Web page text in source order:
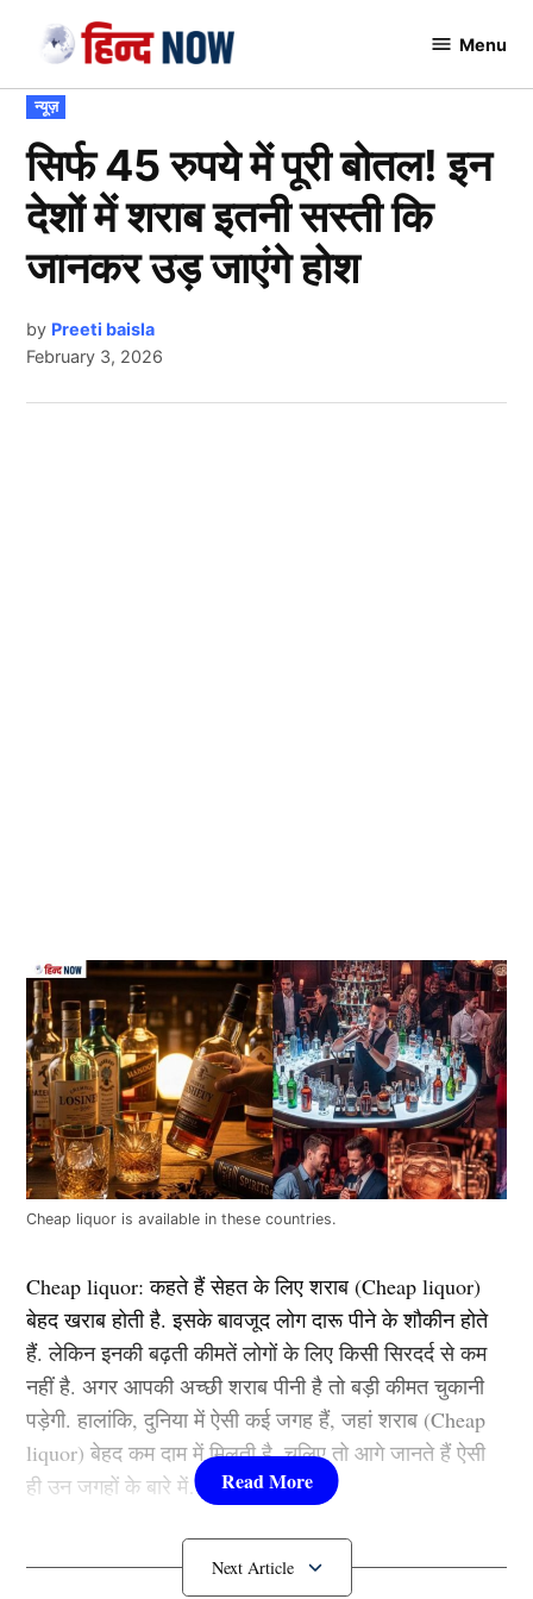
content
Menu
POSTED
IN
न्यूज़
सिर्फ 45 रुपये में पूरी बोतल! इन
देशों में शराब इतनी सस्ती कि
जानकर उड़ जाएंगे होश
by Preeti baisla
February 3, 2026
Cheap liquor is available in these countries.
Cheap liquor:कहते हैं सेहत के लिए शराब (Cheap liquor)
बेहद खराब होती है. इसके बावजूद लोग दारू पीने के शौकीन होते
हैं. लेकिन इनकी बढ़ती कीमतें लोगों के लिए किसी सिरदर्द से कम
नहीं है. अगर आपकी अच्छी शराब पीनी है तो बड़ी कीमत चुकानी
पड़ेगी. हालांकि, दुनिया में ऐसी कई जगह हैं, जहां शराब (Cheap
liquor)बेहद कम दाम में मिलती है. चलिए तो आगे जानते हैं ऐसी
ही उन जगहों के बारे में…..
Cheap liquor: दुनियाभर में मौजूद हैं शराब